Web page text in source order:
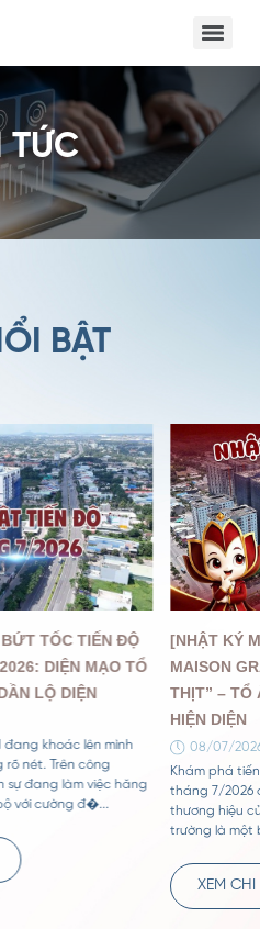
TỨC
BẬT
TỐC TIẾN ĐỘ
DIỆN MẠO TỔ
LỘ DIỆN
đang khoác lên mình
nét. Trên công
sự đang làm việc hăng
với cường đ�...
[NHẬT KÝ
MAISON
THỊT” – TỔ
HIỆN DIỆN
08/07/
Khám phá
tháng 7/2026
thương hiệu
trường là một
XEM CHI